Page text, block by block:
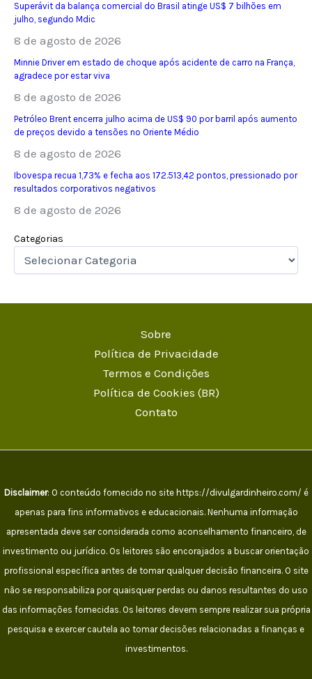
Superávit da balança comercial do Brasil atinge US$ 7 bilhões em
julho, segundo Mdic
8 de agosto de 2026
Minnie Driver em estado de choque após acidente de carro na França,
agradece por estar viva
8 de agosto de 2026
Petróleo Brent encerra julho acima de US$ 90 por barril após aumento
de preços devido a tensões no Oriente Médio
8 de agosto de 2026
Ibovespa recua 1,73% e fecha aos 172.513,42 pontos, pressionado por
resultados corporativos negativos
8 de agosto de 2026
Categorias
Sobre
Política de Privacidade
Termos e Condições
Política de Cookies (BR)
Contato
Disclaimer: O conteúdo fornecido no site https://divulgardinheiro.com/ é
apenas para fins informativos e educacionais. Nenhuma informação
apresentada deve ser considerada como aconselhamento financeiro, de
investimento ou jurídico. Os leitores são encorajados a buscar orientação
profissional específica antes de tomar qualquer decisão financeira. O site
não se responsabiliza por quaisquer perdas ou danos resultantes do uso
das informações fornecidas. Os leitores devem sempre realizar sua própria
pesquisa e exercer cautela ao tomar decisões relacionadas a finanças e
investimentos.